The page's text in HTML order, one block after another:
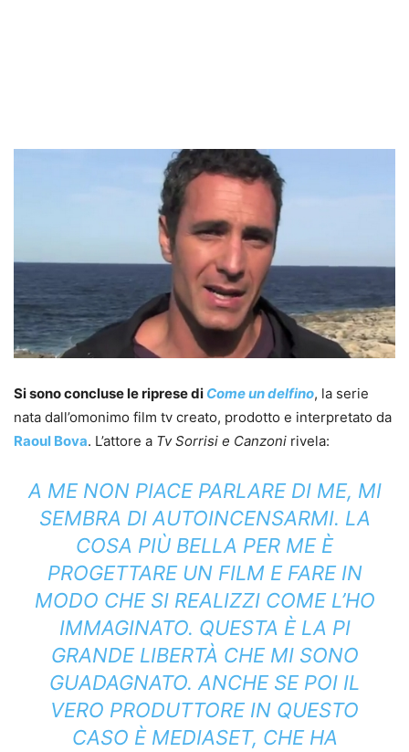
Si sono concluse le riprese di Come un delfino, la serie
nata dall’omonimo film tv creato, prodotto e interpretato da
Raoul Bova. L’attore a Tv Sorrisi e Canzoni rivela:
A ME NON PIACE PARLARE DI ME, MI
SEMBRA DI AUTOINCENSARMI. LA
COSA PIÙ BELLA PER ME È
PROGETTARE UN FILM E FARE IN
MODO CHE SI REALIZZI COME L’HO
IMMAGINATO. QUESTA È LA PI
GRANDE LIBERTÀ CHE MI SONO
GUADAGNATO. ANCHE SE POI IL
VERO PRODUTTORE IN QUESTO
CASO È MEDIASET, CHE HA